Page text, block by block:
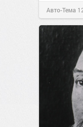
Авто-Тема